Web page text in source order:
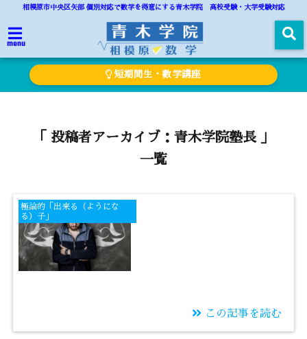
相模原市中央区矢部 個別対応で数学を得意にする青木学院 高校受験・大学受験対応
menu
短期間生・数学講座
「 投稿者アーカイブ：青木学院塾長 」
一覧
極論的「出来る（ようにな
る）子」
この記事を読む